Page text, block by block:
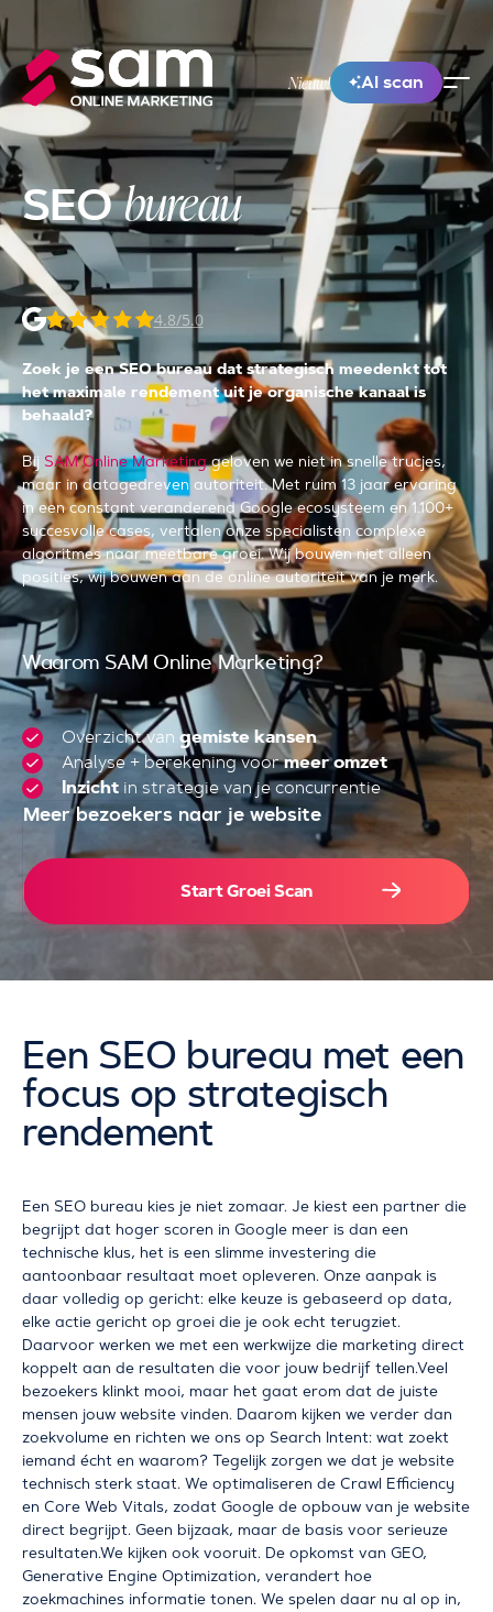
Nieuw! AI scan
SEObureau
4.8/5.0
Zoek je een SEO bureau dat strategisch meedenkt tot
het maximale rendement uit je organische kanaal is
behaald?
Bij SAM Online Marketinggeloven we niet in snelle trucjes,
maar in datagedreven autoriteit. Met ruim 13 jaar ervaring
in een constant veranderend Google ecosysteem en 1.100+
succesvolle cases, vertalen onze specialisten complexe
algoritmes naar meetbare groei. Wij bouwen niet alleen
posities, wij bouwen aan de online autoriteit van je merk.
Waarom SAM Online Marketing?
Overzicht van gemiste kansen
Analyse + berekening voormeer omzet
Inzicht in strategie van je concurrentie
Meer bezoekers naar je website
Start GRATIS Groeiscan
Start Groei Scan
Een SEO bureau met een
focus op strategisch
rendement
Een SEO bureau kies je niet zomaar. Je kiest een partner die
begrijpt dat hoger scoren in Google meer is dan een
technische klus, het is een slimme investering die
aantoonbaar resultaat moet opleveren. Onze aanpak is
daar volledig op gericht: elke keuze is gebaseerd op data,
elke actie gericht op groei die je ook echt terugziet.
Daarvoor werken we met een werkwijze die marketing direct
koppelt aan de resultaten die voor jouw bedrijf tellen.Veel
bezoekers klinkt mooi, maar het gaat erom dat de juiste
mensen jouw website vinden. Daarom kijken we verder dan
zoekvolume en richten we ons op Search Intent: wat zoekt
iemand écht en waarom? Tegelijk zorgen we dat je website
technisch sterk staat. We optimaliseren de Crawl Efficiency
en Core Web Vitals, zodat Google de opbouw van je website
direct begrijpt. Geen bijzaak, maar de basis voor serieuze
resultaten.We kijken ook vooruit. De opkomst van GEO,
Generative Engine Optimization, verandert hoe
zoekmachines informatie tonen. We spelen daar nu al op in,